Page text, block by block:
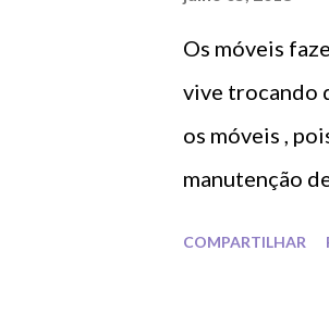
Os móveis
vive trocando
os móveis ,
manutenção
COMPARTILHAR